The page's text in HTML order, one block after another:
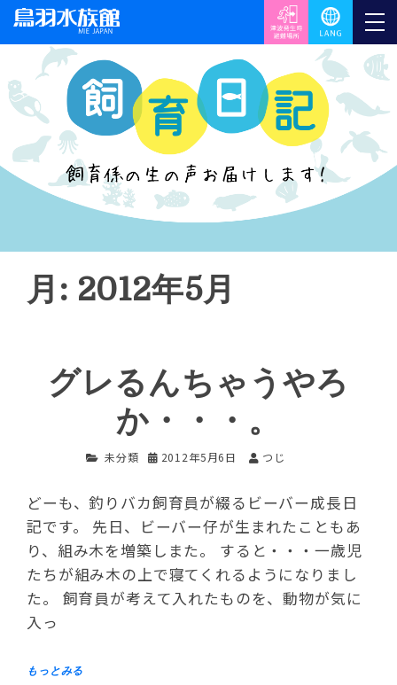
月: 2012年5月
グレるんちゃうやろ
か・・・。
未分類 2012年5月6日 つじ
どーも、釣りバカ飼育員が綴るビーバー成長日
記です。 先日、ビーバー仔が生まれたこともあ
り、組み木を増築しまた。 すると・・・一歳児
たちが組み木の上で寝てくれるようになりまし
た。 飼育員が考えて入れたものを、動物が気に
入っ